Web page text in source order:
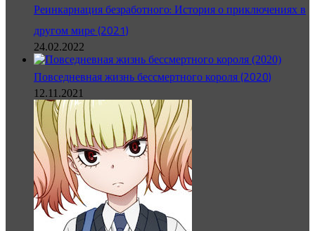
Реинкарнация безработного: История о приключениях в
другом мире (2021)
24.02.2022
Повседневная жизнь бессмертного короля (2020)
12.11.2021